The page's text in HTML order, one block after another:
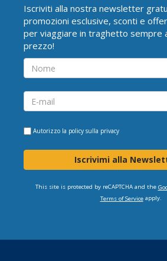
Iscriviti alla nostra newsletter
promozioni esclusive, sconti e
per viaggiare in traghetto sempre
prezzo!
Autorizzo la policy sulla privacy
Iscrivimi alla
This site is protected by reCAPTCHA and the
Terms of Serviceapply.